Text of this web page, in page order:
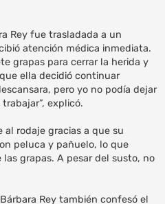
Rey fue trasladada a un
atención médica inmediata.
grapas para cerrar la herida y
ella decidió continuar
pero yo no podía dejar
explicó.
al rodaje gracias a que su
peluca y pañuelo, lo que
grapas. A pesar del susto, no
Rey también confesó el